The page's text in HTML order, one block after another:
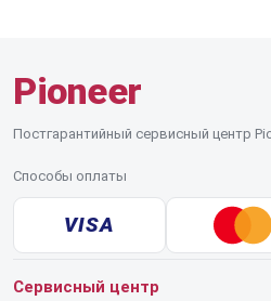
Pioneer
Постгарантийный сервисный центр
Способы оплаты
VISA
Сервисный центр